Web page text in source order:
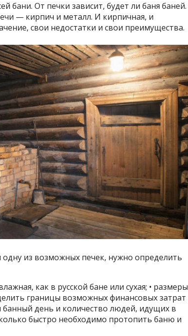
бани. От печки зависит, будет ли баня баней.
— кирпич и металл. И кирпичная, и
свои недостатки и свои преимущества.
из возможных печек, нужно определить
как в русской бане или сухая; • размеры
границы возможных финансовых затрат
банный день и количество людей, идущих в
быстро необходимо протопить баню и